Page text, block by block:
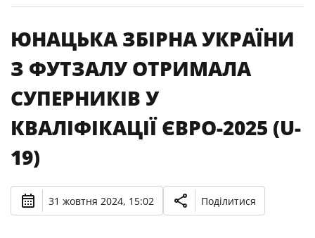
ЮНАЦЬКА ЗБІРНА УКРАЇНИ
З ФУТЗАЛУ ОТРИМАЛА
СУПЕРНИКІВ У
КВАЛІФІКАЦІЇ ЄВРО-2025 (U-
19)
31 жовтня 2024, 15:02 Поділитися